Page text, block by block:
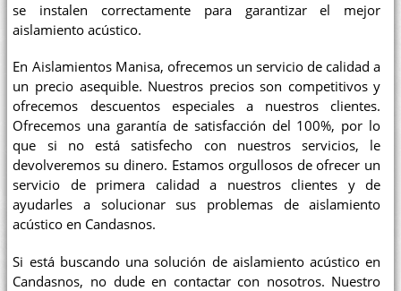
se instalen correctamente para garantizar el mejor
aislamiento acústico.
En Aislamientos Manisa, ofrecemos un servicio de calidad a
un precio asequible. Nuestros precios son competitivos y
ofrecemos descuentos especiales a nuestros clientes.
Ofrecemos una garantía de satisfacción del 100%, por lo
que si no está satisfecho con nuestros servicios, le
devolveremos su dinero. Estamos orgullosos de ofrecer un
servicio de primera calidad a nuestros clientes y de
ayudarles a solucionar sus problemas de aislamiento
acústico en Candasnos.
Si está buscando una solución de aislamiento acústico en
Candasnos, no dude en contactar con nosotros. Nuestro